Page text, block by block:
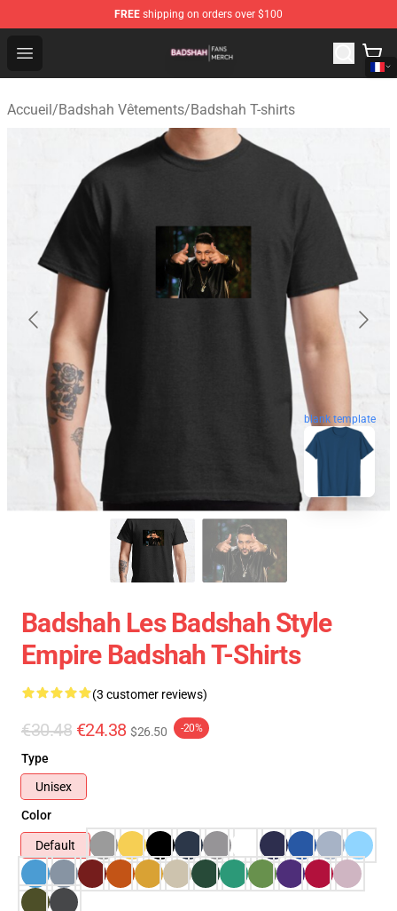
FREE shipping on orders over $100
Open menu
Badshah Shop - Official Badshah Merchandise Store
Accueil/Badshah Vêtements/Badshah T-shirts
blank template
Badshah Les Badshah Style
Empire Badshah T-Shirts
(3 customer reviews)
€30.48 €24.38 $26.50 -20%
Type
Unisex
Color
Default